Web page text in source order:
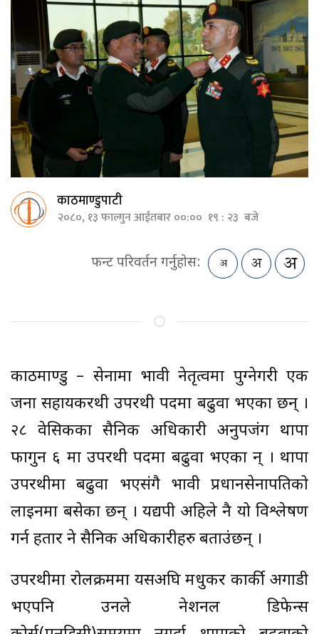
काठमाण्डुपाटी
२०८०, १३ फाल्गुन आईतबार ००:०० १९ : २३ बजे
फन्ट परिवर्तन गर्नुहोस:
काठमाण्डु – सेनामा भावी नेतृत्वमा पुग्नेगरी एक
जना सहायकरथी उपरथी पदमा बढुवा भएका छन् ।
२८ वेसिकका सैनिक अधिकारी अनुपजंग थापा
फागुन ६ मा उपरथी पदमा बढुवा भएका हुन् । थापा
उपरथीमा बढुवा भएसंगै भावी प्रधानसेनापतिको
लाइनमा बसेका छन् । यद्यपी अहिले नै यो विश्लेषण
गर्न हतार हुने सैनिक अधिकारीहरु बताउंछन् ।
उपरथीमा रोलक्रममा यसअघि मधुकर कार्की अगाडी
भएपनि उनले नेशनल डिफेन्स